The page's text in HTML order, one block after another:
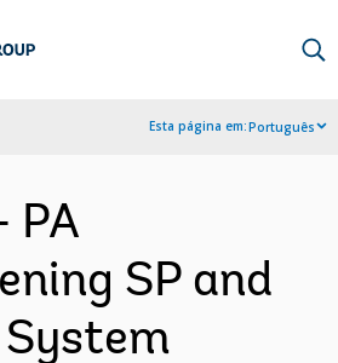
Esta página em:Português
PA
SP and